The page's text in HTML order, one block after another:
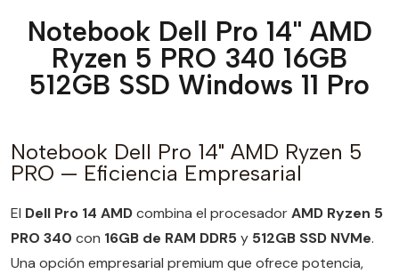
Notebook Dell Pro 14" AMD
Ryzen 5 PRO 340 16GB
512GB SSD Windows 11 Pro
Notebook Dell Pro 14" AMD Ryzen 5
PRO — Eficiencia Empresarial
El Dell Pro 14 AMDcombina el procesadorAMD Ryzen 5
PRO 340 con 16GB de RAM DDR5y 512GB SSD NVMe.
Una opción empresarial premium que ofrece potencia,